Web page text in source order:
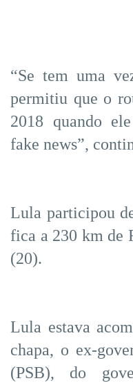
“Se tem uma
permitiu que o
2018 quando
fake news”,
Lula participou
fica a 230 km de
(20).
Lula estava
chapa, o ex-
(PSB), do